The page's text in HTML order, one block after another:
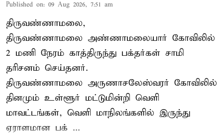
Published on: 09 Aug 2026, 7:51 am
திருவண்ணாமலை,
திருவண்ணாமலை அண்ணாமலையார் கோவிலில்
2 மணி நேரம் காத்திருந்து பக்தர்கள் சாமி
தரிசனம் செய்தனர்.
திருவண்ணாமலை அருணாசலேஸ்வரர் கோவிலில்
தினமும் உள்ளூர் மட்டுமின்றி வெளி
மாவட்டங்கள், வெளி மாநிலங்களில் இருந்து
ஏராளமான பக் ...